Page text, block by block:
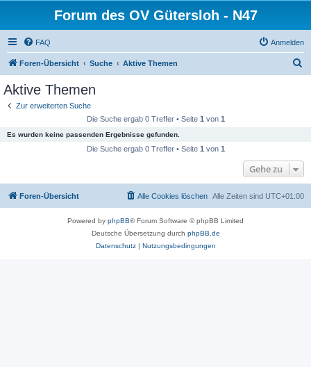
Forum des OV Gütersloh - N47
FAQ Anmelden
Foren-Übersicht Suche Aktive Themen
Aktive Themen
Zur erweiterten Suche
Die Suche ergab 0 Treffer • Seite 1 von 1
Es wurden keine passenden Ergebnisse gefunden.
Die Suche ergab 0 Treffer • Seite 1 von 1
Gehe zu
Foren-Übersicht Alle Zeiten sind UTC+01:00
Alle Cookies löschen
Powered by phpBB® Forum Software © phpBB Limited
Deutsche Übersetzung durch phpBB.de
Datenschutz| Nutzungsbedingungen